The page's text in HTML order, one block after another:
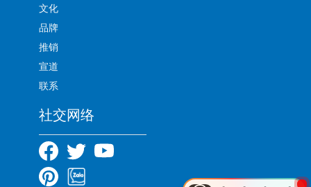
文化
品牌
推销
宣道
联系
社交网络